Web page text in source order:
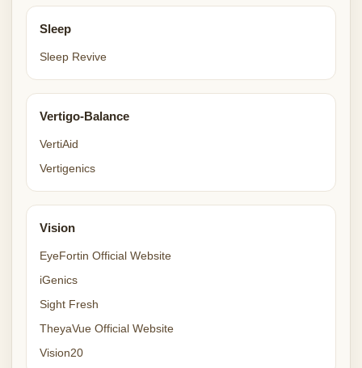
Sleep
Sleep Revive
Vertigo-Balance
VertiAid
Vertigenics
Vision
EyeFortin Official Website
iGenics
Sight Fresh
TheyaVue Official Website
Vision20